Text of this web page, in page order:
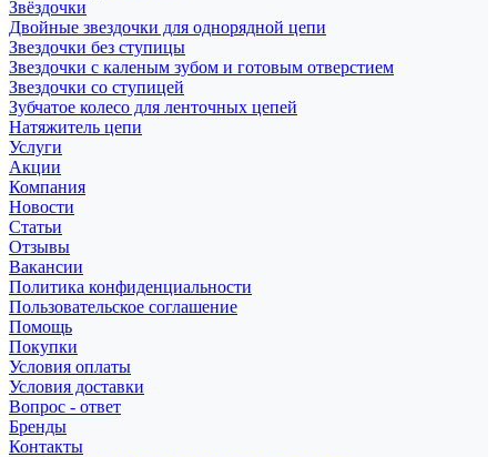
Звёздочки
Двойные звездочки для однорядной цепи
Звездочки без ступицы
Звездочки с каленым зубом и готовым отверстием
Звездочки со ступицей
Зубчатое колесо для ленточных цепей
Натяжитель цепи
Услуги
Акции
Компания
Новости
Статьи
Отзывы
Вакансии
Политика конфиденциальности
Пользовательское соглашение
Помощь
Покупки
Условия оплаты
Условия доставки
Вопрос - ответ
Бренды
Контакты